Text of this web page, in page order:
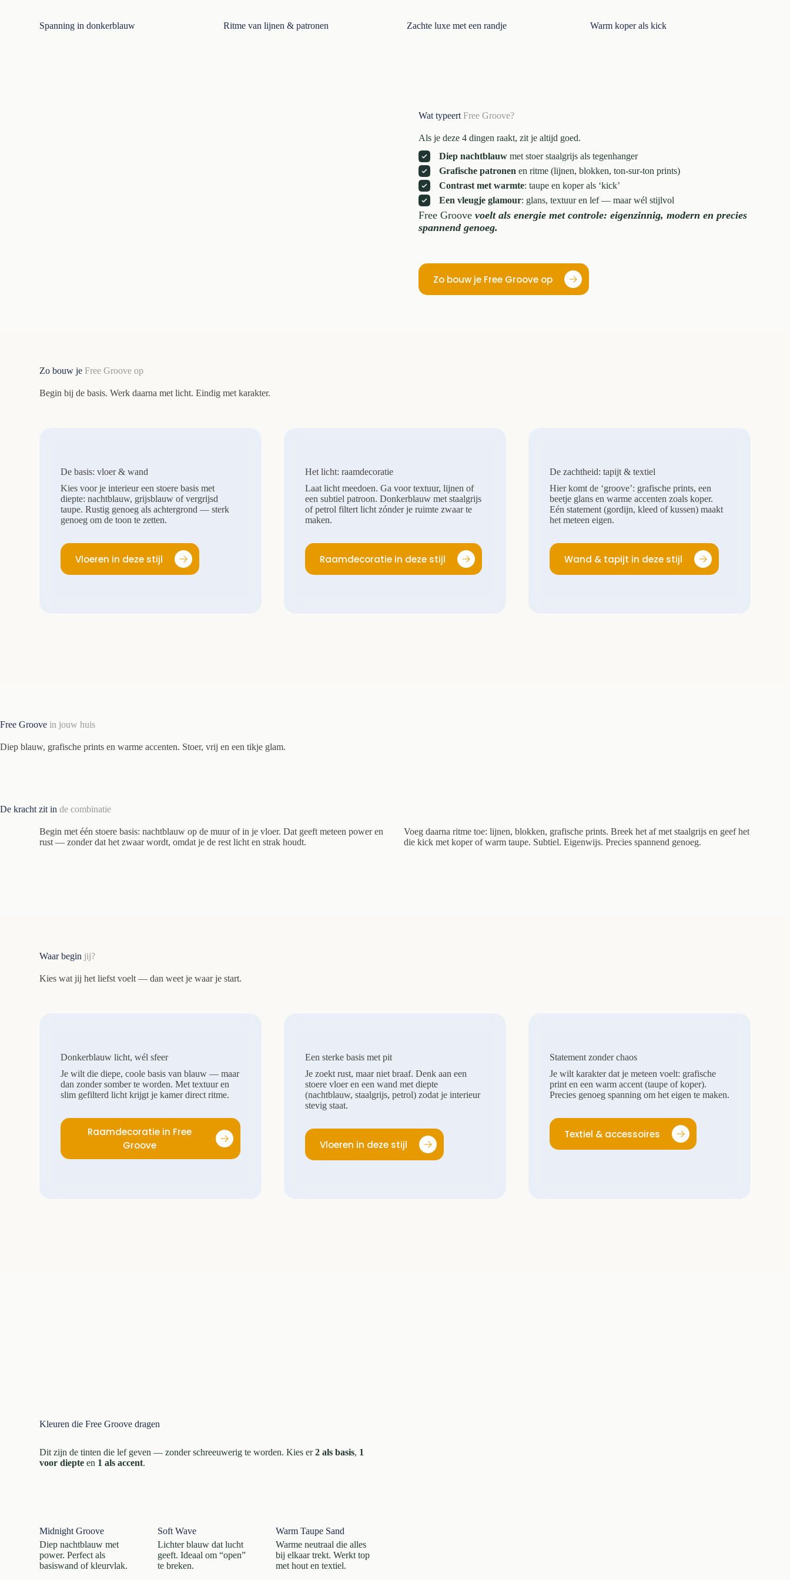
Spanning in donkerblauw Ritme van lijnen & patronen Zachte luxe met een randje Warm koper als kick
Wat typeert Free Groove?
Als je deze 4 dingen raakt, zit je altijd goed.
Diep nachtblauw met stoer staalgrijs als tegenhanger
Grafische patronen en ritme (lijnen, blokken, ton-sur-ton prints)
Contrast met warmte: taupe en koper als ‘kick’
Een vleugje glamour: glans, textuur en lef — maar wél stijlvol
Free Groove voelt als energie met controle: eigenzinnig, modern en precies
spannend genoeg.
Zo bouw je Free Groove op
Zo bouw jeFree Groove op
Begin bij de basis. Werk daarna met licht. Eindig met karakter.
De basis: vloer & wand
Kies voor je interieur een stoere basis met
diepte: nachtblauw, grijsblauw of vergrijsd
taupe. Rustig genoeg als achtergrond — sterk
genoeg om de toon te zetten.
Vloeren in deze stijl
Het licht: raamdecoratie
Laat licht meedoen. Ga voor textuur, lijnen of
een subtiel patroon. Donkerblauw met staalgrijs
of petrol filtert licht zónder je ruimte zwaar te
maken.
Raamdecoratie in deze stijl
De zachtheid: tapijt & textiel
Hier komt de ‘groove’: grafische prints, een
beetje glans en warme accenten zoals koper.
Eén statement (gordijn, kleed of kussen) maakt
het meteen eigen.
Wand & tapijt in deze stijl
Free Groove in jouw huis
Diep blauw, grafische prints en warme accenten. Stoer, vrij en een tikje glam.
De kracht zit in de combinatie
Begin met één stoere basis: nachtblauw op de muur of in je vloer. Dat geeft meteen power en
rust — zonder dat het zwaar wordt, omdat je de rest licht en strak houdt.
Voeg daarna ritme toe: lijnen, blokken, grafische prints. Breek het af met staalgrijs en geef het
die kick met koper of warm taupe. Subtiel. Eigenwijs. Precies spannend genoeg.
Waar begin jij?
Kies wat jij het liefst voelt — dan weet je waar je start.
Donkerblauw licht, wél sfeer
Je wilt die diepe, coole basis van blauw — maar
dan zonder somber te worden. Met textuur en
slim gefilterd licht krijgt je kamer direct ritme.
Raamdecoratie in Free
Groove
Een sterke basis met pit
Je zoekt rust, maar niet braaf. Denk aan een
stoere vloer en een wand met diepte
(nachtblauw, staalgrijs, petrol) zodat je interieur
stevig staat.
Vloeren in deze stijl
Statement zonder chaos
Je wilt karakter dat je meteen voelt: grafische
print en een warm accent (taupe of koper).
Precies genoeg spanning om het eigen te maken.
Textiel & accessoires
Kleuren die Free Groove dragen
Dit zijn de tinten die lef geven — zonder schreeuwerig te worden. Kies er2 als basis, 1
voor diepte en 1 als accent.
Midnight Groove
Diep nachtblauw met
power. Perfect als
basiswand of kleurvlak.
Soft Wave
Lichter blauw dat lucht
geeft. Ideaal om “open”
te breken.
Warm Taupe Sand
Warme neutraal die alles
bij elkaar trekt. Werkt top
met hout en textiel.